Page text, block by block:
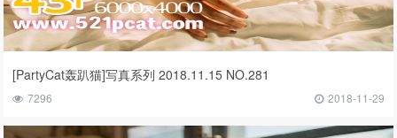
[PartyCat轰趴猫]写真系列 2018.11.15 NO.281
7296 2018-11-29